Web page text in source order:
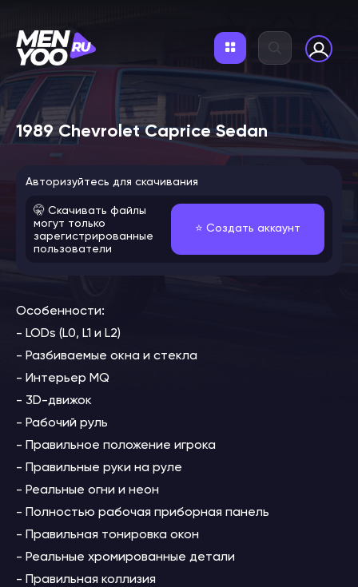
1989 Chevrolet Caprice Sedan
Авторизуйтесь для скачивания
🤫 Скачивать файлы
могут только
зарегистрированные
пользователи
⭐️ Создать аккаунт
Особенности:
- LODs (L0, L1 и L2)
- Разбиваемые окна и стекла
- Интерьер MQ
- 3D-движок
- Рабочий руль
- Правильное положение игрока
- Правильные руки на руле
- Реальные огни и неон
- Полностью рабочая приборная панель
- Правильная тонировка окон
- Реальные хромированные детали
- Правильная коллизия